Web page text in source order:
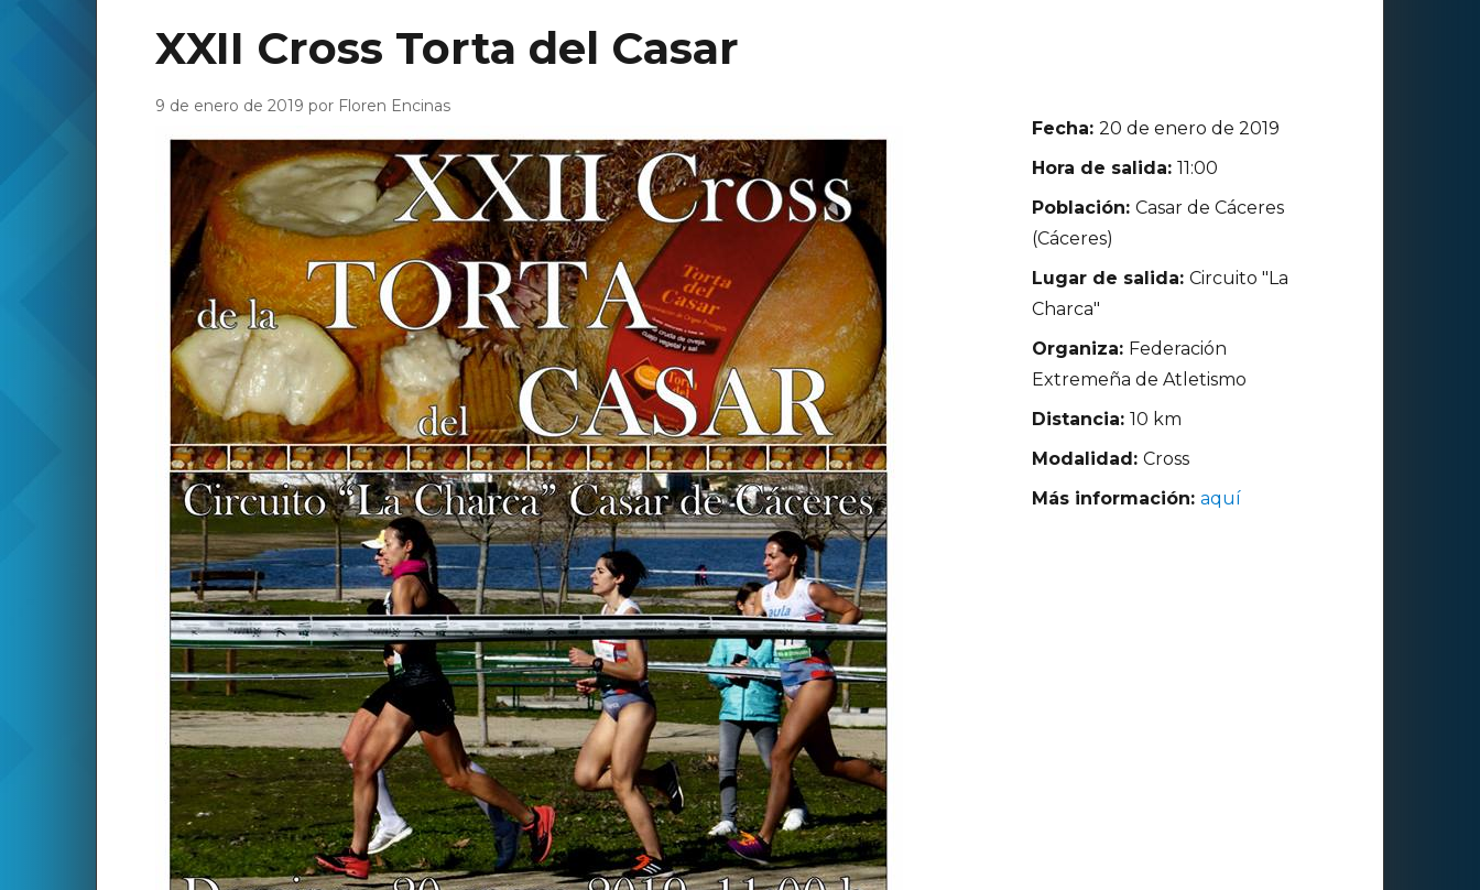
XXII Cross Torta del Casar
9 de enero de 2019 por Floren Encinas
Fecha:20 de enero de 2019
Hora de salida:11:00
Población:Casar de Cáceres
(Cáceres)
Lugar de salida:Circuito "La
Charca"
Organiza: Federación
Extremeña de Atletismo
Distancia:10 km
Modalidad:Cross
Más información:aquí